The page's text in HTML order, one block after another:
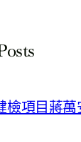
檢項目蔣